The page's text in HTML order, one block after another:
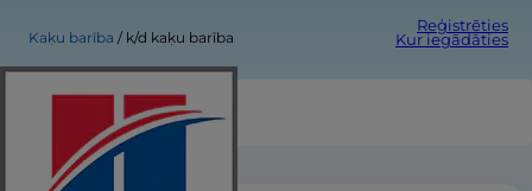
Reģistrēties
Kur iegādāties
Kaķu barība k/d kaķu barība
k/d kaķu barība